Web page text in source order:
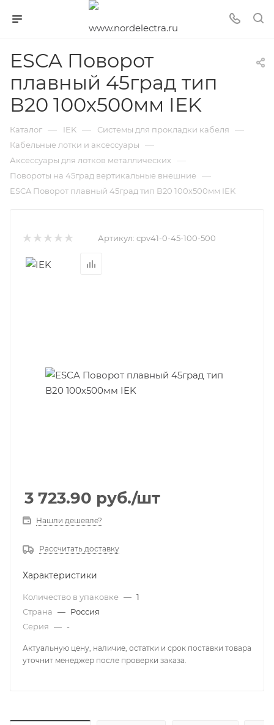
ESCA Поворот
плавный 45град тип
В20 100х500мм IEK
Каталог — IEK — Системы для прокладки кабеля —
Кабельные лотки и аксессуары —
Аксессуары для лотков металлических —
Повороты на 45град вертикальные внешние —
ESCA Поворот плавный 45град тип В20 100х500мм IEK
Артикул: cpv41-0-45-100-500
3 723.90 руб./шт
Нашли дешевле?
Рассчитать доставку
Характеристики
Количество в упаковке — 1
Страна — Россия
Серия — -
Актуальную цену, наличие, остатки и срок поставки товара
уточнит менеджер после проверки заказа.